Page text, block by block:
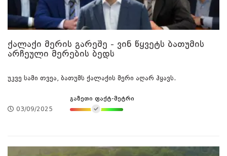
ქალაქი მერის გარეშე - ვინ წყვეტს ბათუმის
არჩეული მერების ბედს
უკვე სამი თვეა, ბათუმს ქალაქის მერი აღარ ჰყავს.
03/09/2025
გაზეთი ფაქტ-მეტრი